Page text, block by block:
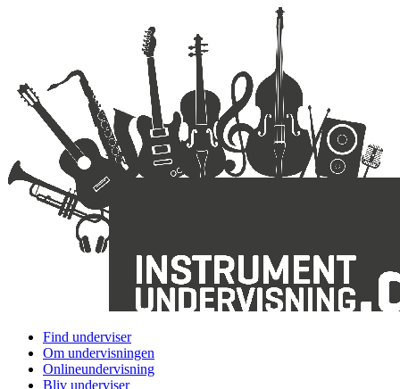
Find underviser
Om undervisningen
Onlineundervisning
Bliv underviser